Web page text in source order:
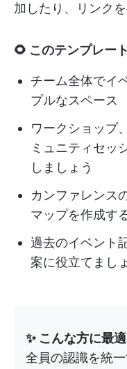
加したり、リンク
🌻 このテンプレー
チーム全体でイ
プルなスペース
ワークショップ
ミュニティセッ
しましょう
カンファレンス
マップを作成す
過去のイベント
案に役立てまし
✨ こんな方に最適
全員の認識を統